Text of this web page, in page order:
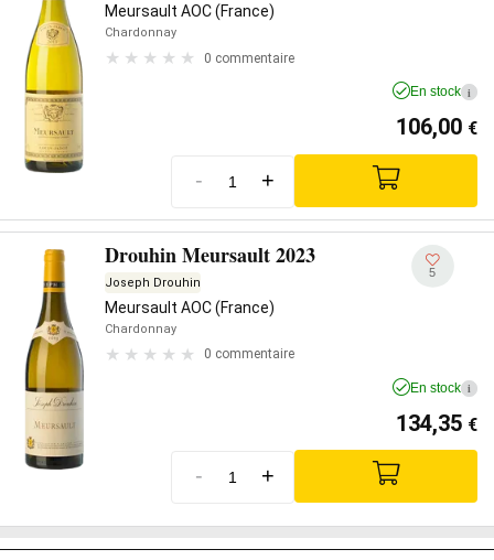
Meursault AOC (France)
Chardonnay
0 commentaire
En stock i
106,00 €
- +
Drouhin Meursault 2023
Joseph Drouhin
Meursault AOC (France)
Chardonnay
0 commentaire
5
En stock i
134,35 €
- +